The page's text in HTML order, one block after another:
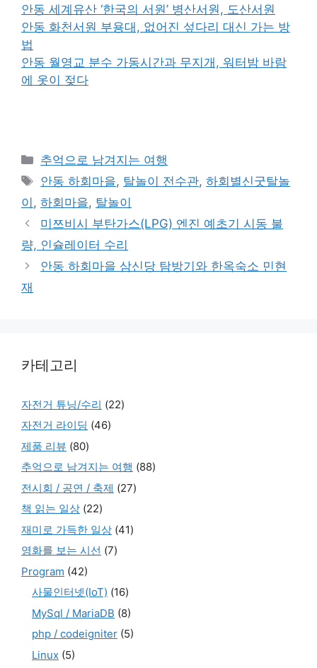
안동 세계유산 ‘한국의 서원’ 병산서원, 도산서원
안동 화천서원 부용대, 없어진 섶다리 대신 가는 방
법
안동 월영교 분수 가동시간과 무지개, 워터밤 바람
에 옷이 젖다
Categories
추억으로 남겨지는 여행
Tags
안동 하회마을, 탈놀이 전수관,하회별신굿탈놀
이 , 하회마을, 탈놀이
미쯔비시 부탄가스(LPG) 엔진 예초기 시동 불
량, 인슐레이터 수리
안동 하회마을 삼신당 탐방기와 한옥숙소 민현
재
카테고리
자전거 튜닝/수리 (22)
자전거 라이딩 (46)
제품 리뷰 (80)
추억으로 남겨지는 여행 (88)
전시회 / 공연 / 축제 (27)
책 읽는 일상 (22)
재미로 가득한 일상 (41)
영화를 보는 시선 (7)
Program (42)
사물인터넷(IoT) (16)
MySql / MariaDB (8)
php / codeigniter (5)
Linux (5)